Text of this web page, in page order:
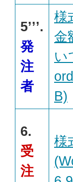
5’’’.
発
注
者
様
金
い
B)
6.
受
注
様